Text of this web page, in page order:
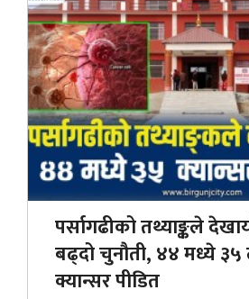
पर्सागढीको तथ्याङ्कले
बढ्दो चुनौती, ४४ मध्ये ३५
क्यान्सर पीडित